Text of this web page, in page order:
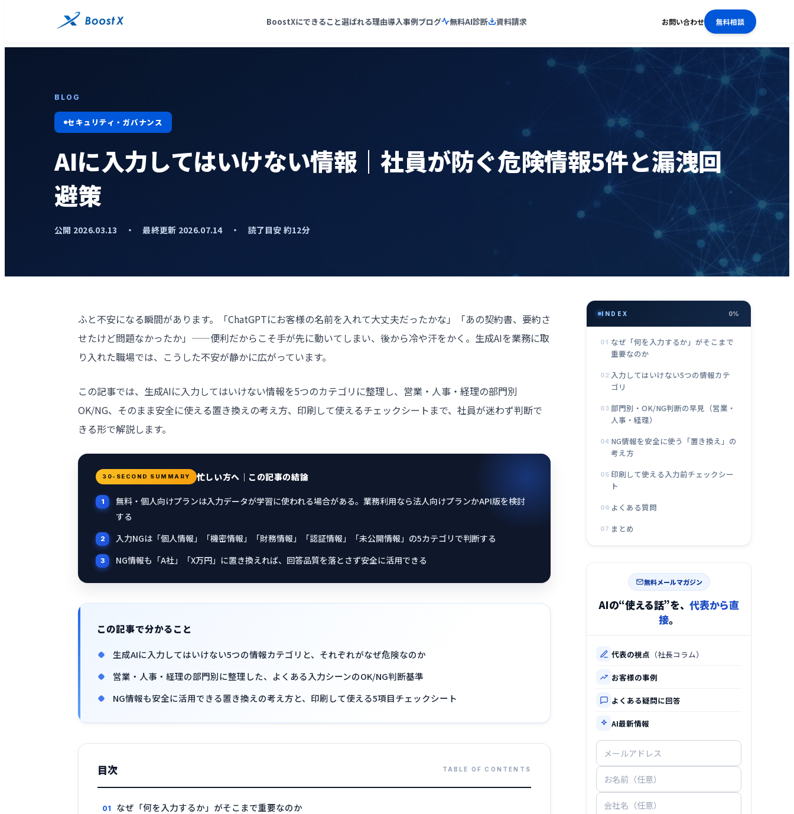
BoostXにできること選ばれる理由導入事例ブログ 無料AI診断 資料請求 お問い合わせ 無料相談
BLOG
セキュリティ・ガバナンス
AIに入力してはいけない情報｜社員が防ぐ危険情報5件と漏洩回
避策
公開 2026.03.13 ・ 最終更新 2026.07.14 ・ 読了目安 約12分
ふと不安になる瞬間があります。「ChatGPTにお客様の名前を入れて大丈夫だったかな」「あの契約書、要約さ
せたけど問題なかったか」——便利だからこそ手が先に動いてしまい、後から冷や汗をかく。生成AIを業務に取
り入れた職場では、こうした不安が静かに広がっています。
この記事では、生成AIに入力してはいけない情報を5つのカテゴリに整理し、営業・人事・経理の部門別
OK/NG、そのまま安全に使える置き換えの考え方、印刷して使えるチェックシートまで、社員が迷わず判断で
きる形で解説します。
30-SECOND SUMMARY 忙しい方へ｜この記事の結論
無料・個人向けプランは入力データが学習に使われる場合がある。業務利用なら法人向けプランかAPI版を検討
する
入力NGは「個人情報」「機密情報」「財務情報」「認証情報」「未公開情報」の5カテゴリで判断する
NG情報も「A社」「X万円」に置き換えれば、回答品質を落とさず安全に活用できる
この記事で分かること
生成AIに入力してはいけない5つの情報カテゴリと、それぞれがなぜ危険なのか
営業・人事・経理の部門別に整理した、よくある入力シーンのOK/NG判断基準
NG情報も安全に活用できる置き換えの考え方と、印刷して使える5項目チェックシート
目次
なぜ「何を入力するか」がそこまで重要なのか
INDEX 0%
01 なぜ「何を入力するか」がそこまで
重要なのか
02 入力してはいけない5つの情報カテ
ゴリ
03 部門別・OK/NG判断の早見（営業・
人事・経理）
04 NG情報を安全に使う「置き換え」の
考え方
05 印刷して使える入力前チェックシー
ト
06 よくある質問
07 まとめ
無料メールマガジン
AIの“使える話”を、代表から直
接。
代表の視点 （社長コラム）
お客様の事例
よくある疑問に回答
AI最新情報